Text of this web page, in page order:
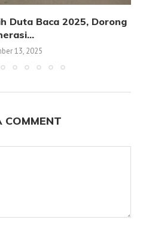
Duta Baca 2025, Dorong
13, 2025
COMMENT